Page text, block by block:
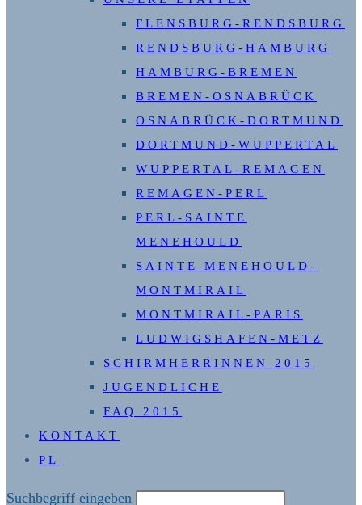
FLENSBURG-RENDSBURG
RENDSBURG-HAMBURG
HAMBURG-BREMEN
BREMEN-OSNABRÜCK
OSNABRÜCK-DORTMUND
DORTMUND-WUPPERTAL
WUPPERTAL-REMAGEN
REMAGEN-PERL
PERL-SAINTE
MENEHOULD
SAINTE MENEHOULD-
MONTMIRAIL
MONTMIRAIL-PARIS
LUDWIGSHAFEN-METZ
SCHIRMHERRINNEN 2015
JUGENDLICHE
FAQ 2015
KONTAKT
PL
Diese
Suchbegriff eingeben